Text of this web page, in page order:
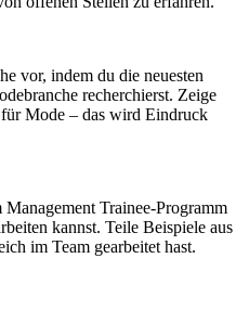
vor, indem du die neuesten
recherchierst. Zeige
Mode – das wird Eindruck
Trainee-Programm
kannst. Teile Beispiele aus
im Team gearbeitet hast.